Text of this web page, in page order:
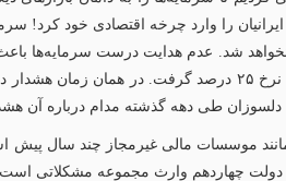
را وارد چرخه اقتصادی خود کرد!
نخواهد شد. عدم هدایت درست سرمایه‌ها
بزرگ کرد و از مردم وام با نرخ ۲۵ درصد
طی دهه گذشته مدام درباره آن
دولت چهاردهم وارث مجموعه مشکلاتی